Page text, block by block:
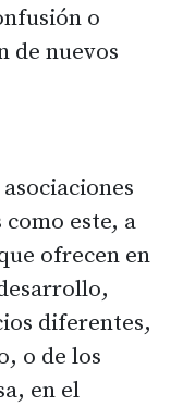
o
de nuevos
este, a
ofrecen en
diferentes,
o de los
en el